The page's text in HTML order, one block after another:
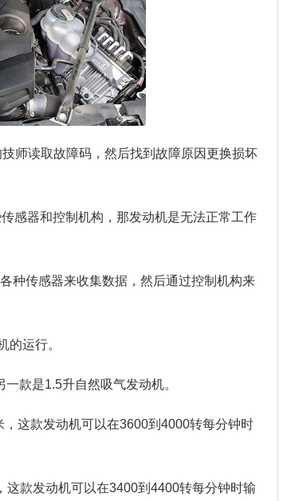
师读取故障码，然后找到故障原因更换损坏
感器和控制机构，那发动机是无法正常工作
种传感器来收集数据，然后通过控制机构来
的运行。
款是1.5升自然吸气发动机。
这款发动机可以在3600到4000转每分钟时
款发动机可以在3400到4400转每分钟时输